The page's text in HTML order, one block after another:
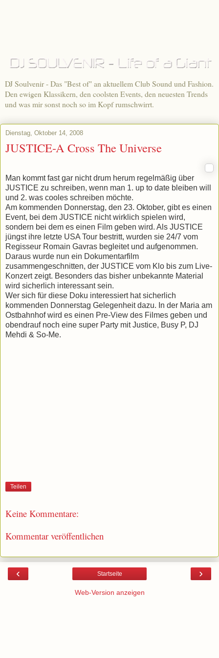
DJ Soulvenir - Das "Best of" an aktuellem Club Sound und Fashion.
Den ewigen Klassikern, den coolsten Events, den neuesten Trends
und was mir sonst noch so im Kopf rumschwirrt.
Dienstag, Oktober 14, 2008
JUSTICE-A Cross The Universe
Man kommt fast gar nicht drum herum regelmäßig über
JUSTICE zu schreiben, wenn man 1. up to date bleiben will
und 2. was cooles schreiben möchte.
Am kommenden Donnerstag, den 23. Oktober, gibt es einen
Event, bei dem JUSTICE nicht wirklich spielen wird,
sondern bei dem es einen Film geben wird. Als JUSTICE
jüngst ihre letzte USA Tour bestritt, wurden sie 24/7 vom
Regisseur Romain Gavras begleitet und aufgenommen.
Daraus wurde nun ein Dokumentarfilm
zusammengeschnitten, der JUSTICE vom Klo bis zum Live-
Konzert zeigt. Besonders das bisher unbekannte Material
wird sicherlich interessant sein.
Wer sich für diese Doku interessiert hat sicherlich
kommenden Donnerstag Gelegenheit dazu. In der Maria am
Ostbahnhof wird es einen Pre-View des Filmes geben und
obendrauf noch eine super Party mit Justice, Busy P, DJ
Mehdi & So-Me.
Teilen
Keine Kommentare:
Kommentar veröffentlichen
‹ ›
Startseite
Web-Version anzeigen